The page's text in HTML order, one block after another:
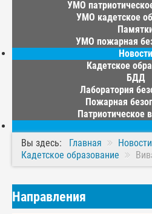
УМО
УМО кадетское
УМО пожарная
Новости
Кадетское
БДД
Лаборатория
Пожарная
Патриотическое
Вы здесь: Главная
Новости
Кадетское образование
Направления